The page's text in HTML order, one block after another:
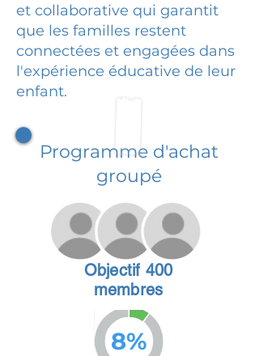
et collaborative qui garantit
que les familles restent
connectées et engagées dans
l'expérience éducative de leur
enfant.
Programme d'achat
groupé
Objectif 400
membres
8%